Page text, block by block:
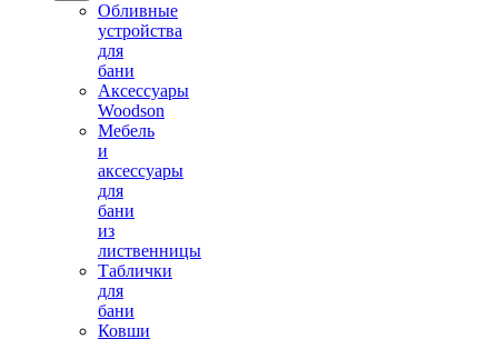
Обливные
устройства
для
бани
Аксессуары
Woodson
Мебель
и
аксессуары
для
бани
из
лиственницы
Таблички
для
бани
Ковши